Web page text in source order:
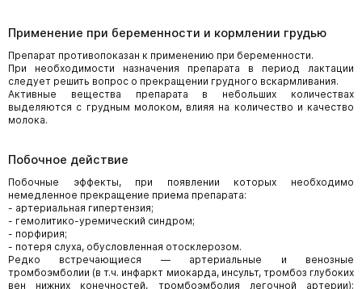
Применение при беременности и кормлении грудью
Препарат противопоказан к применению при беременности.
При необходимости назначения препарата в период лактации
следует решить вопрос о прекращении грудного вскармливания.
Активные вещества препарата в небольших количествах
выделяются с грудным молоком, влияя на количество и качество
молока.
Побочное действие
Побочные эффекты, при появлении которых необходимо
немедленное прекращение приема препарата:
- артериальная гипертензия;
- гемолитико-уремический синдром;
- порфирия;
- потеря слуха, обусловленная отосклерозом.
Редко встречающиеся — артериальные и венозные
тромбоэмболии (в т.ч. инфаркт миокарда, инсульт, тромбоз глубоких
вен нижних конечностей, тромбоэмболия легочной артерии);